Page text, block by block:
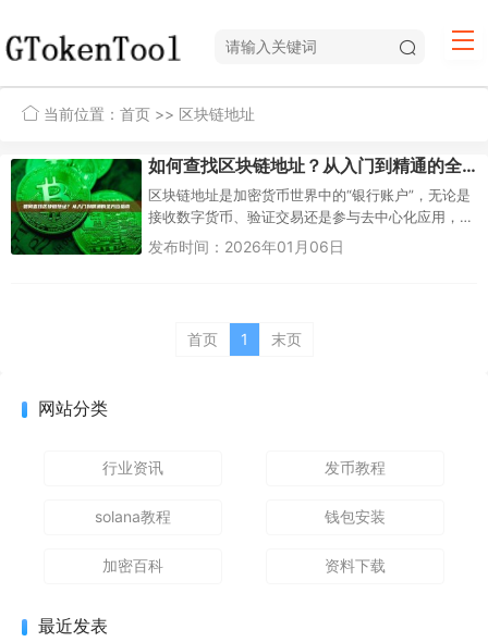
当前位置： 首页 >> 区块链地址
如何查找区块链地址？从入门到精通的全方位指南
区块链地址是加密货币世界中的“银行账户”，无论是
接收数字货币、验证交易还是参与去中心化应用，
都离不开地址的查找与使用。本文将系统性地介绍
发布时间：2026年01月06日
首页 1 末页
网站分类
行业资讯 发币教程
solana教程 钱包安装
加密百科 资料下载
最近发表